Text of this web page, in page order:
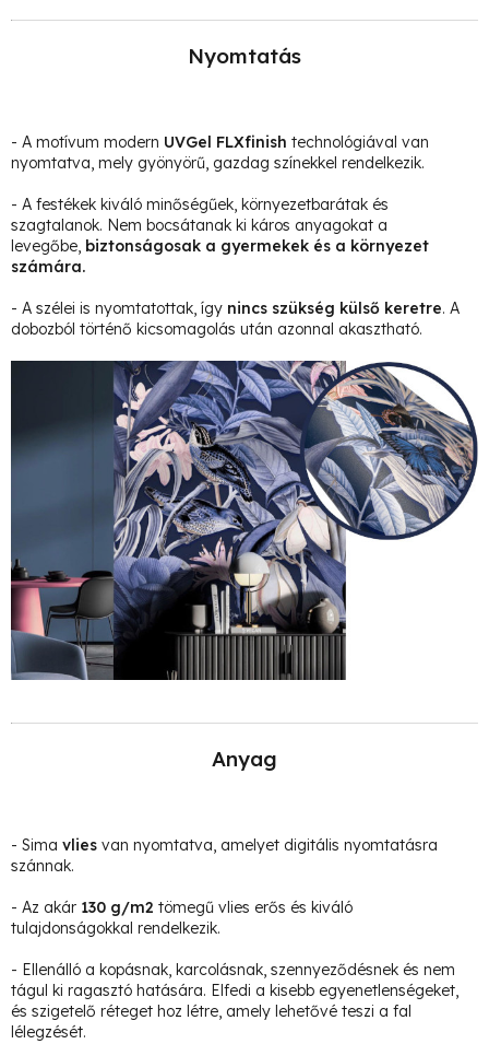
Nyomtatás
- A motívum modern UVGel FLXfinish technológiával van
nyomtatva, mely gyönyörű, gazdag színekkel rendelkezik.
- A festékek kiváló minőségűek, környezetbarátak és
szagtalanok. Nem bocsátanak ki káros anyagokat a
levegőbe, biztonságosak a gyermekek és a környezet
számára.
- A szélei is nyomtatottak, így nincs szükség külső keretre. A
dobozból történő kicsomagolás után azonnal akasztható.
Anyag
- Sima vlies van nyomtatva, amelyet digitális nyomtatásra
szánnak.
- Az akár 130 g/m2 tömegű vlies erős és kiváló
tulajdonságokkal rendelkezik.
- Ellenálló a kopásnak, karcolásnak, szennyeződésnek és nem
tágul ki ragasztó hatására. Elfedi a kisebb egyenetlenségeket,
és szigetelő réteget hoz létre, amely lehetővé teszi a fal
lélegzését.